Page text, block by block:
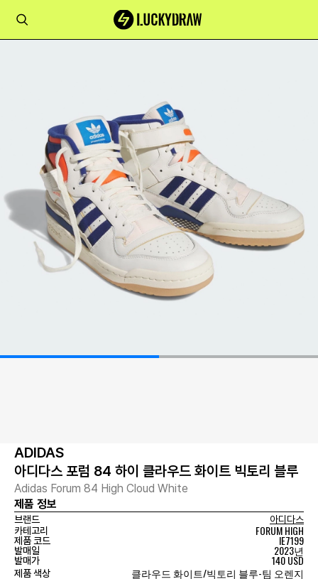
ADIDAS
아디다스 포럼 84 하이 클라우드 화이트 빅토리 블루
Adidas Forum 84 High Cloud White
제품 정보
브랜드
아디다스
카테고리
FORUM HIGH
제품 코드 IE7199
발매일 2023년
발매가 140 USD
제품 색상 클라우드 화이트/빅토리 블루-팀 오렌지